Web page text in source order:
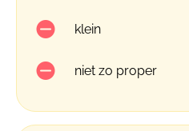
klein
niet zo proper